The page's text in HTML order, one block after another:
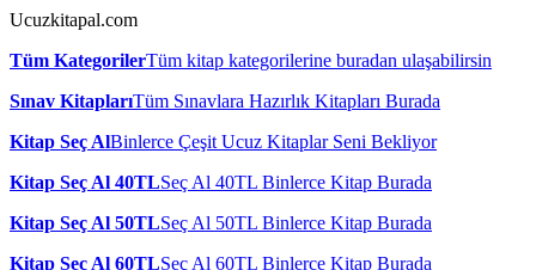
Ucuzkitapal.com
Tüm KategorilerTüm kitap kategorilerine buradan ulaşabilirsin
Sınav KitaplarıTüm Sınavlara Hazırlık Kitapları Burada
Kitap Seç AlBinlerce Çeşit Ucuz Kitaplar Seni Bekliyor
Kitap Seç Al 40TLSeç Al 40TL Binlerce Kitap Burada
Kitap Seç Al 50TLSeç Al 50TL Binlerce Kitap Burada
Kitap Seç Al 60TLSeç Al 60TL Binlerce Kitap Burada